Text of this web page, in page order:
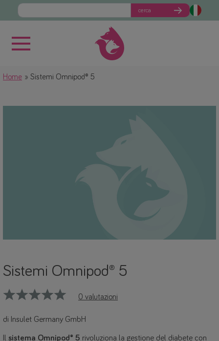
cerca
Home Sistemi Omnipod® 5
Sistemi Omnipod® 5
0 valutazioni
di Insulet Germany GmbH
Il sistema Omnipod® 5 rivoluziona la gestione del diabete con